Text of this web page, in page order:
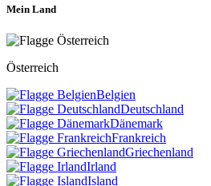
Mein Land
Österreich
Belgien
Deutschland
Dänemark
Frankreich
Griechenland
Irland
Island